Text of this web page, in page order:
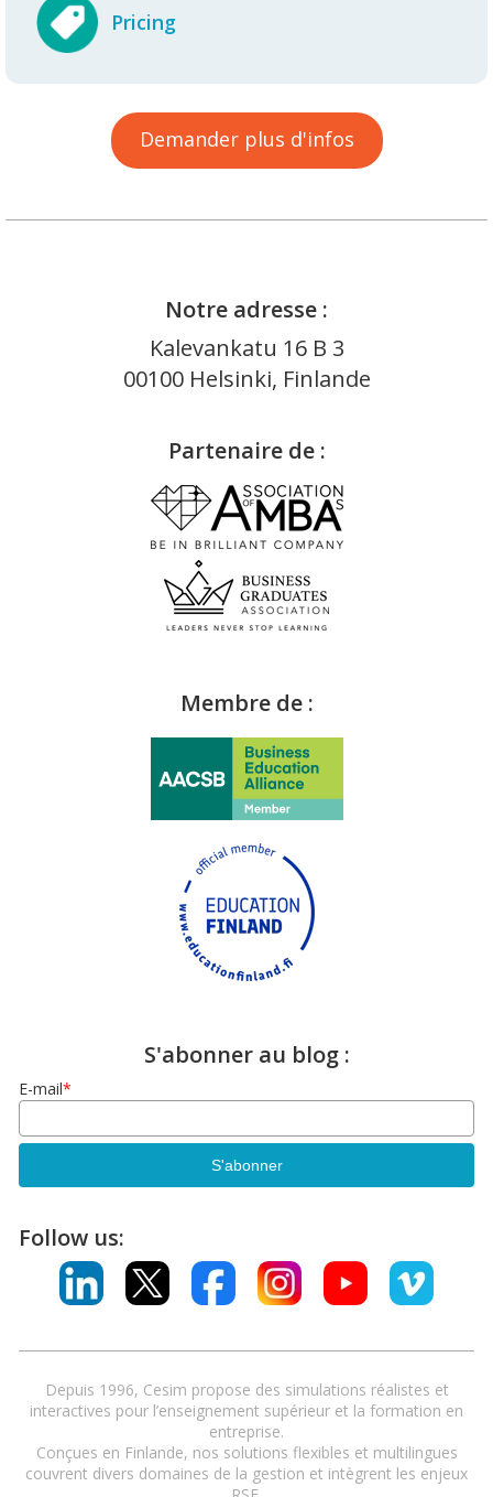
Pricing
Demander plus d'infos
Notre adresse :
Kalevankatu 16 B 3
00100 Helsinki, Finlande
Partenaire de :
Membre de :
S'abonner au blog :
E-mail*
Follow us:
Depuis 1996, Cesim propose des simulations réalistes et
interactives pour l’enseignement supérieur et la formation en
entreprise.
Conçues en Finlande, nos solutions flexibles et multilingues
couvrent divers domaines de la gestion et intègrent les enjeux